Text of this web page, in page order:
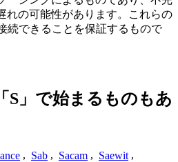
れの可能性があります。これらの
続できることを保証するもので
S」で始まるものもあ
, Sab , Sacam , Saewit ,